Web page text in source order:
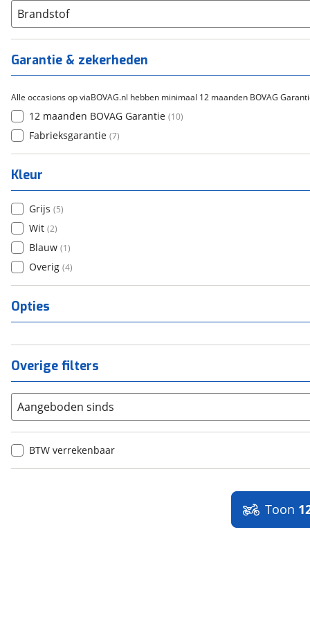
Brandstof
Garantie & zekerheden
Alle occasions op viaBOVAG.nl hebben minimaal 12 maanden BOVAG
12 maanden BOVAG Garantie (10)
Fabrieksgarantie (7)
Kleur
Grijs (5)
Wit (2)
Blauw (1)
Overig (4)
Opties
Overige filters
Aangeboden sinds
BTW verrekenbaar
Toon